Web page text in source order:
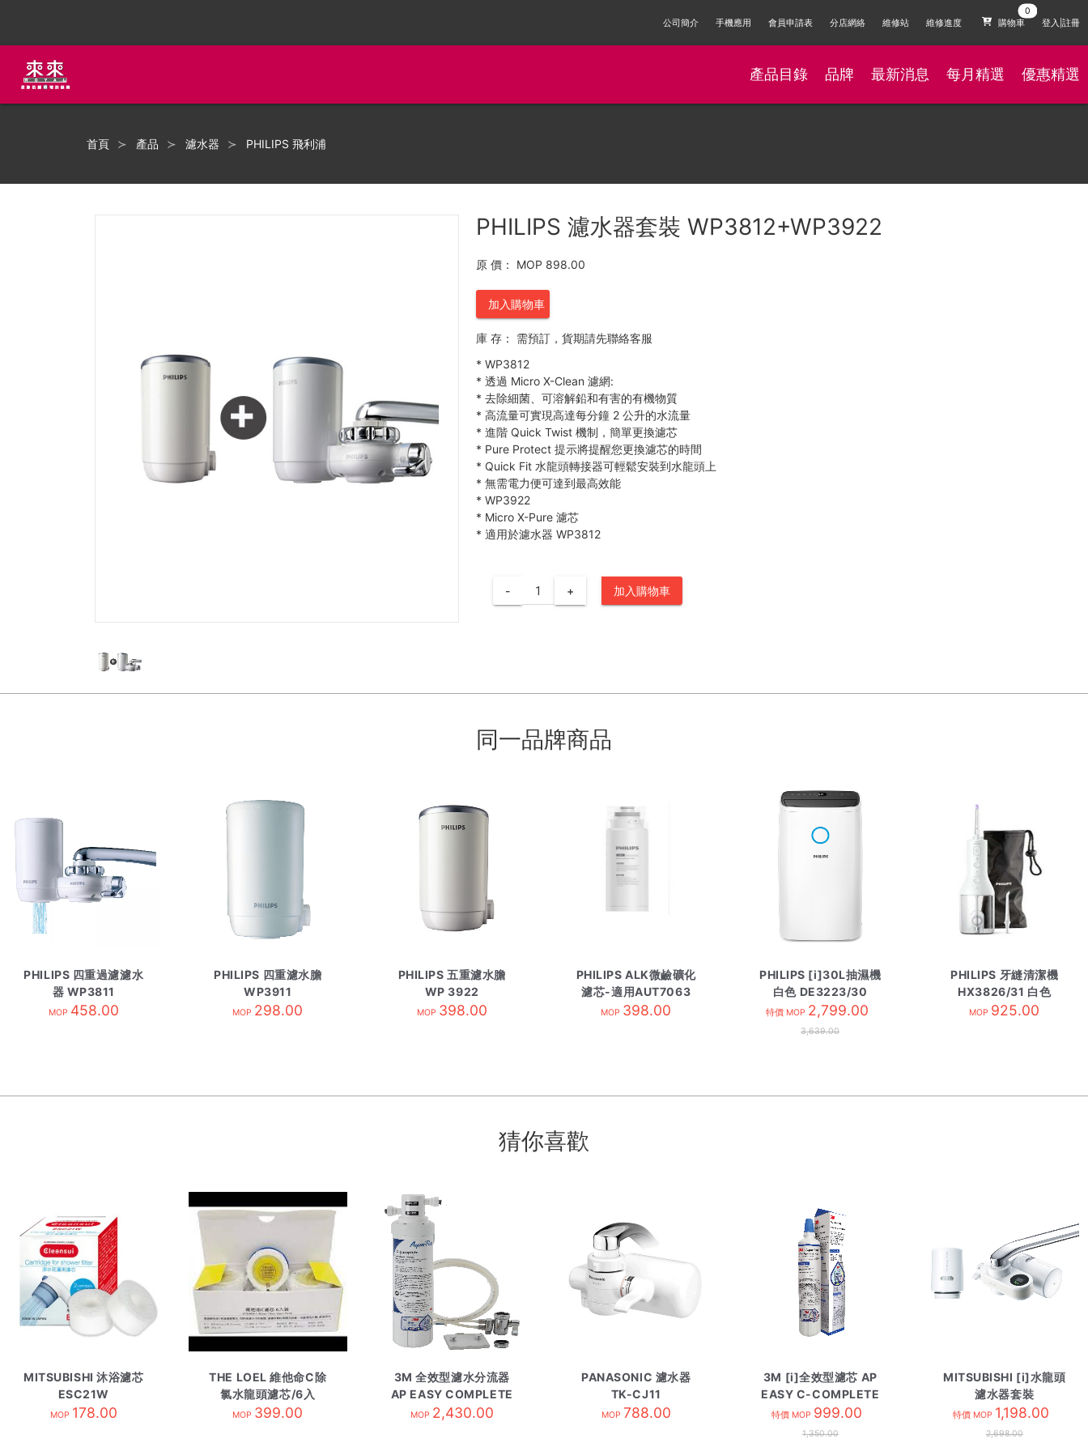
公司簡介 手機應用 會員申請表 分店網絡 維修站 維修進度 購物車 登入|註冊
產品目錄 品牌 最新消息 每月精選 優惠精選
首頁 產品 濾水器 PHILIPS 飛利浦
PHILIPS 濾水器套裝 WP3812+WP3922
原 價： MOP 898.00
加入購物車
庫 存：
需預訂，貨期請先聯絡客服
* WP3812
* 透過 Micro X-Clean 濾網:
* 去除細菌、可溶解鉛和有害的有機物質
* 高流量可實現高達每分鐘 2 公升的水流量
* 進階 Quick Twist 機制，簡單更換濾芯
* Pure Protect 提示將提醒您更換濾芯的時間
* Quick Fit 水龍頭轉接器可輕鬆安裝到水龍頭上
* 無需電力便可達到最高效能
* WP3922
* Micro X-Pure 濾芯
* 適用於濾水器 WP3812
- + 加入購物車
同一品牌商品
PHILIPS 四重過濾濾水
器 WP3811
MOP 458.00
PHILIPS 四重濾水膽
WP3911
MOP 298.00
PHILIPS 五重濾水膽
WP 3922
MOP 398.00
PHILIPS ALK微鹼礦化
濾芯-適用AUT7063
AUT604CB
MOP 398.00
PHILIPS [i]30L抽濕機
白色 DE3223/30
[R134a]
特價 MOP 2,799.00
3,639.00
PHILIPS 牙縫清潔機
HX3826/31 白色
MOP 925.00
猜你喜歡
MITSUBISHI 沐浴濾芯
ESC21W
MOP 178.00
THE LOEL 維他命C除
氯水龍頭濾芯/6入
TLV-300f6
MOP 399.00
3M 全效型濾水分流器
AP EASY COMPLETE
DIY
MOP 2,430.00
PANASONIC 濾水器
TK-CJ11
MOP 788.00
3M [i]全效型濾芯 AP
EASY C-COMPLETE
特價 MOP 999.00
1,350.00
MITSUBISHI [i]水龍頭
濾水器套裝
EF102+EFC11
特價 MOP 1,198.00
2,698.00